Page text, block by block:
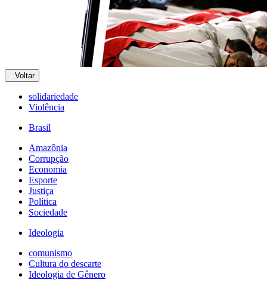
Voltar
solidariedade
Violência
Brasil
Amazônia
Corrupção
Economia
Esporte
Justiça
Política
Sociedade
Ideologia
comunismo
Cultura do descarte
Ideologia de Gênero